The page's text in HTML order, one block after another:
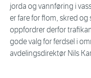
jorda og vannføring i
er fare for flom, skred og
oppfordrer derfor
gode valg for ferdsel i
avdelingsdirektør Nils